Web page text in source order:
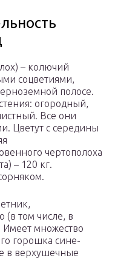
– колючий
соцветиями,
полосе.
огородный,
Все они
Цветут с середины
чертополоха
– 120 кг.
(в том числе, в
множество
горошка сине-
в верхушечные